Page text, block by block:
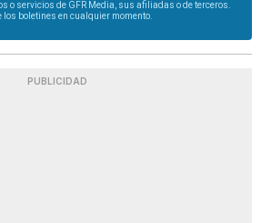
o servicios de GFR Media, sus afiliadas o de terceros.
los boletines en cualquier momento.
PUBLICIDAD